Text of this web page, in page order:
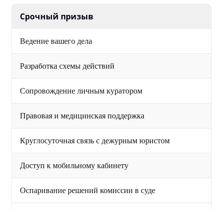
Срочный призыв
Ведение вашего дела
Разработка схемы действий
Сопровождение личным куратором
Правовая и медицинская поддержка
Круглосуточная связь с дежурным юристом
Доступ к мобильному кабинету
Оспаривание решений комиссии в суде